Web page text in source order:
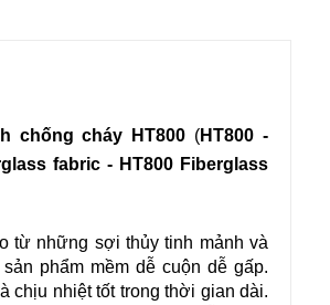
chống cháy HT800 (HT800 -
fabric - HT800 Fiberglass
từ những sợi thủy tinh mảnh và
phẩm mềm dễ cuộn dễ gấp.
chịu nhiệt tốt trong thời gian dài.